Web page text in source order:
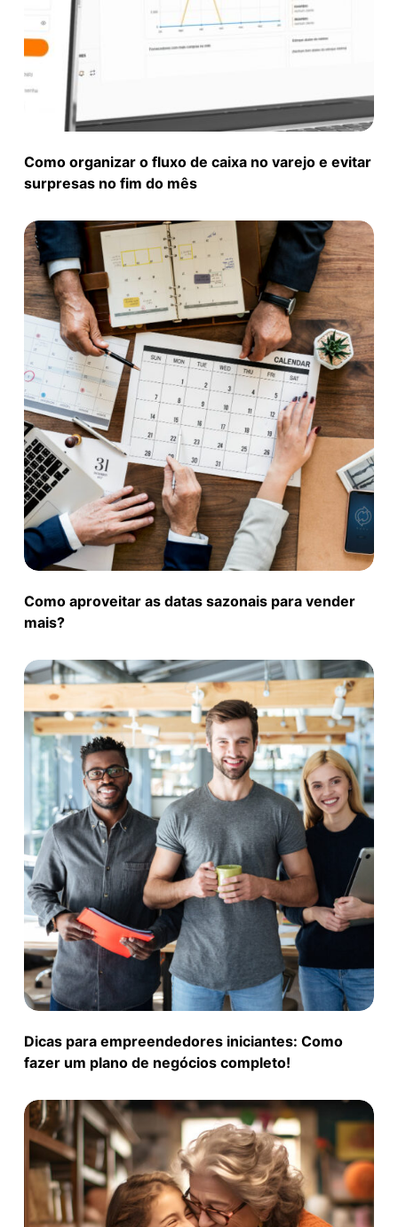
Como organizar o fluxo de caixa no varejo e evitar
surpresas no fim do mês
Como aproveitar as datas sazonais para vender
mais?
Dicas para empreendedores iniciantes: Como
fazer um plano de negócios completo!